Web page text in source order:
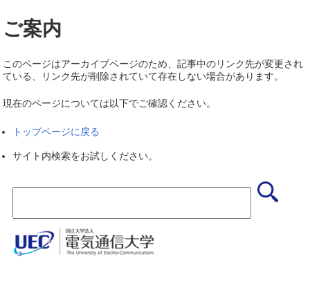
ご案内
このページはアーカイブページのため、記事中のリンク先が変更され
ている、リンク先が削除されていて存在しない場合があります。
現在のページについては以下でご確認ください。
トップページに戻る
サイト内検索をお試しください。